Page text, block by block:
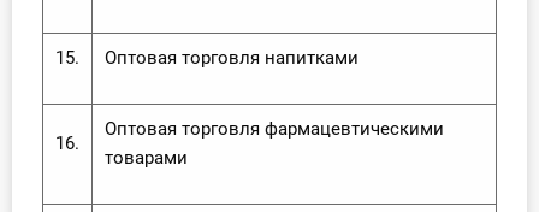
бухгалтера
15. Оптовая торговля напитками
16.
Оптовая торговля фармацевтическими
товарами